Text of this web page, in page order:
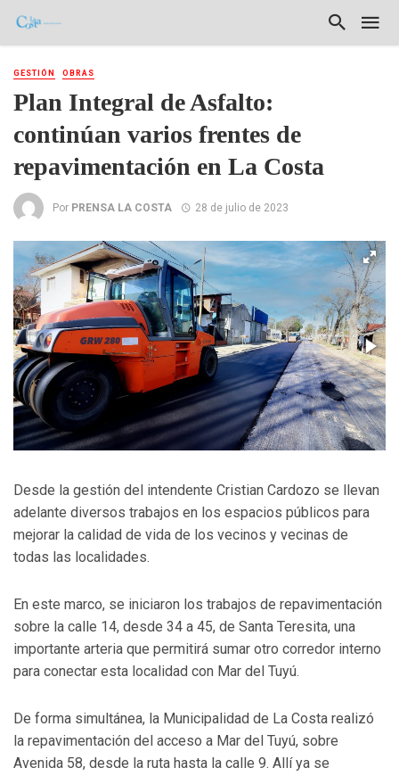
GESTIÓN OBRAS
Plan Integral de Asfalto:
continúan varios frentes de
repavimentación en La Costa
Por PRENSA LA COSTA 28 de julio de 2023
Desde la gestión del intendente Cristian Cardozo se llevan
adelante diversos trabajos en los espacios públicos para
mejorar la calidad de vida de los vecinos y vecinas de
todas las localidades.
En este marco, se iniciaron los trabajos de repavimentación
sobre la calle 14, desde 34 a 45, de Santa Teresita, una
importante arteria que permitirá sumar otro corredor interno
para conectar esta localidad con Mar del Tuyú.
De forma simultánea, la Municipalidad de La Costa realizó
la repavimentación del acceso a Mar del Tuyú, sobre
Avenida 58, desde la ruta hasta la calle 9. Allí ya se